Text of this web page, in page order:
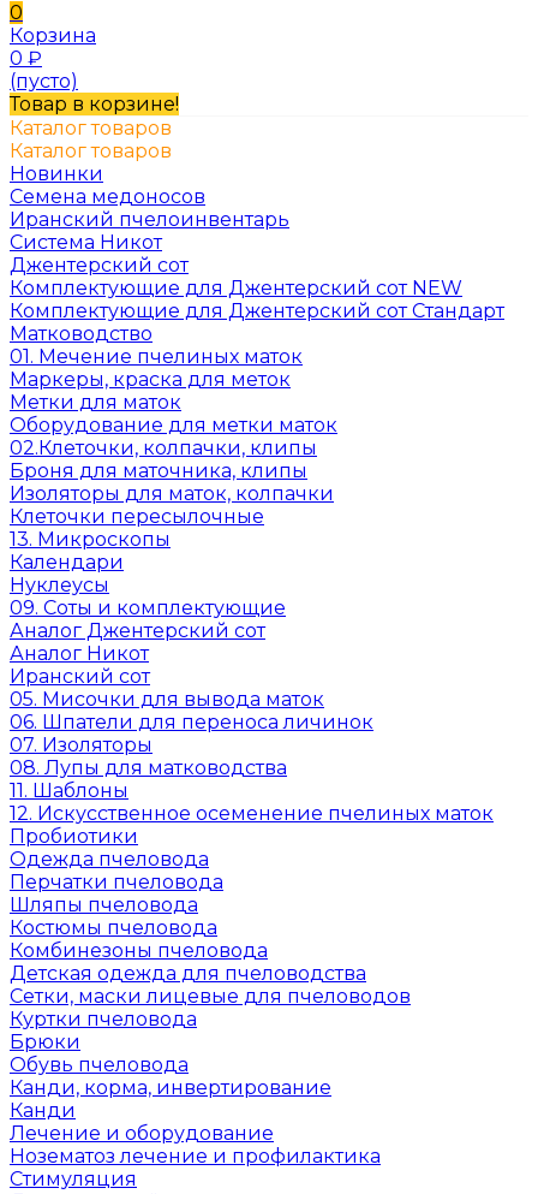
0
Корзина
0 ₽
(пусто)
Товар в корзине!
Каталог товаров
Каталог товаров
Новинки
Семена медоносов
Иранский пчелоинвентарь
Система Никот
Джентерский сот
Комплектующие для Джентерский сот NEW
Комплектующие для Джентерский сот Стандарт
Матководство
01. Мечение пчелиных маток
Маркеры, краска для меток
Метки для маток
Оборудование для метки маток
02.Клеточки, колпачки, клипы
Броня для маточника, клипы
Изоляторы для маток, колпачки
Клеточки пересылочные
13. Микроскопы
Календари
Нуклеусы
09. Соты и комплектующие
Аналог Джентерский сот
Аналог Никот
Иранский сот
05. Мисочки для вывода маток
06. Шпатели для переноса личинок
07. Изоляторы
08. Лупы для матководства
11. Шаблоны
12. Искусственное осеменение пчелиных маток
Пробиотики
Одежда пчеловода
Перчатки пчеловода
Шляпы пчеловода
Костюмы пчеловода
Комбинезоны пчеловода
Детская одежда для пчеловодства
Сетки, маски лицевые для пчеловодов
Куртки пчеловода
Брюки
Обувь пчеловода
Канди, корма, инвертирование
Канди
Лечение и оборудование
Нозематоз лечение и профилактика
Стимуляция